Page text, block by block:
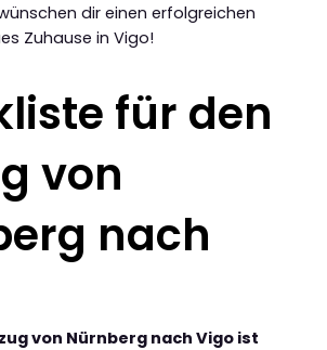
dir einen erfolgreichen
Zuhause in Vigo!
für den
von
nach
von Nürnberg nach Vigo ist